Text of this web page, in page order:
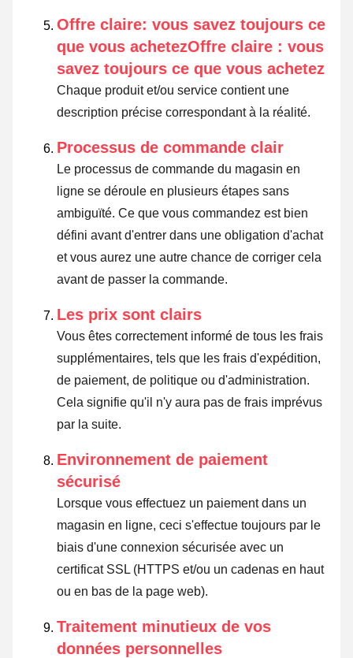
Offre claire: vous savez toujours ce
que vous achetezOffre claire : vous
savez toujours ce que vous achetez
Chaque produit et/ou service contient une
description précise correspondant à la réalité.
Processus de commande clair
Le processus de commande du magasin en
ligne se déroule en plusieurs étapes sans
ambiguïté. Ce que vous commandez est bien
défini avant d'entrer dans une obligation d'achat
et vous aurez une autre chance de corriger cela
avant de passer la commande.
Les prix sont clairs
Vous êtes correctement informé de tous les frais
supplémentaires, tels que les frais d'expédition,
de paiement, de politique ou d'administration.
Cela signifie qu'il n'y aura pas de frais imprévus
par la suite.
Environnement de paiement
sécurisé
Lorsque vous effectuez un paiement dans un
magasin en ligne, ceci s'effectue toujours par le
biais d'une connexion sécurisée avec un
certificat SSL (HTTPS et/ou un cadenas en haut
ou en bas de la page web).
Traitement minutieux de vos
données personnelles